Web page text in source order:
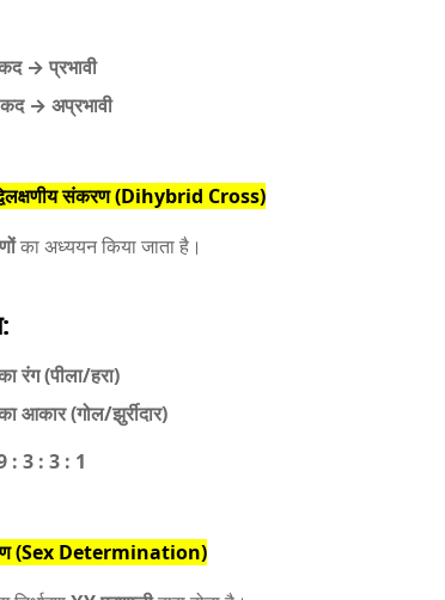
→ प्रभावी
कद → अप्रभावी
संकरण (Dihybrid Cross)
का अध्ययन किया जाता है।
रंग (पीला/हरा)
आकार (गोल/झुर्रीदार)
: 3 : 3 : 1
(Sex Determination)